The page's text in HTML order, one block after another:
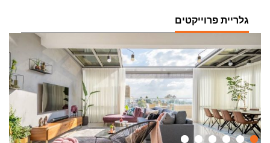
גלריית פרוייקטים